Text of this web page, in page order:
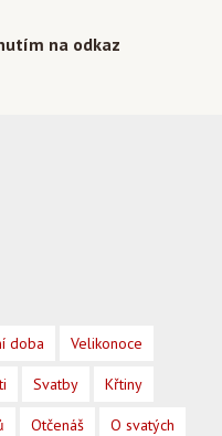
na odkaz
doba Velikonoce
Svatby Křtiny
Otčenáš O svatých